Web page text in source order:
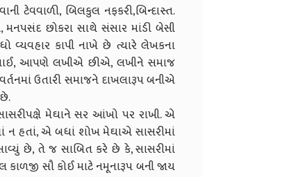
ટેવવાળી, બિલકુલ નફકરી,બિન્દાસ્ત.
મનપસંદ છોકરા સાથે સંસાર માંડી બેસી
કાપી નાખે છે ત્યારે લેખકના
ભાઈ, આપણે લખીએ છીએ, લખીને સમાજ
ઉતારી સમાજને દાખલારૂપ બનીએ
મેઘાને સર આંખો પર રાખી. એ
ન હતાં, એ બધાં શોખ મેઘાએ સાસરીમાં
છે, તે જ સાબિત કરે છે કે, સાસરીમાં
સૌ કોઈ માટે નમૂનારૂપ બની જાય